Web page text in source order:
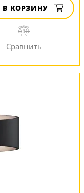
В КОРЗИНУ